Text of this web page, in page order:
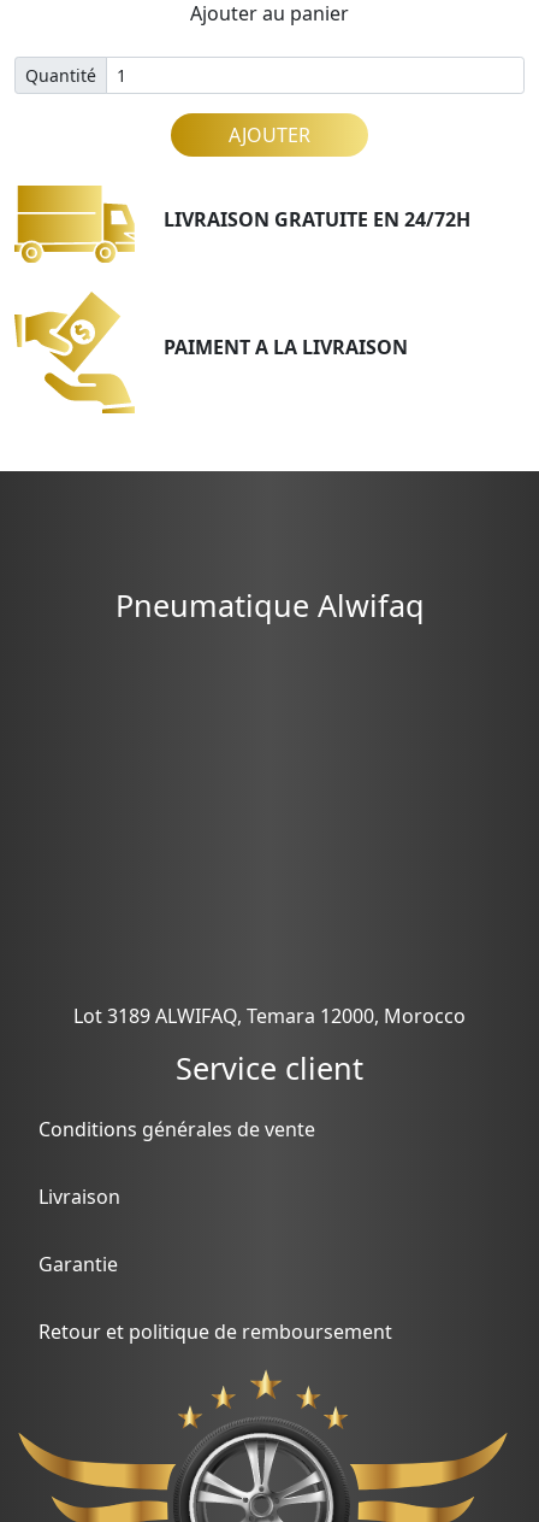
Ajouter au panier
Quantité
AJOUTER
LIVRAISON GRATUITE EN 24/72H
PAIMENT A LA LIVRAISON
Pneumatique Alwifaq
Lot 3189 ALWIFAQ, Temara 12000, Morocco
Service client
Conditions générales de vente
Livraison
Garantie
Retour et politique de remboursement